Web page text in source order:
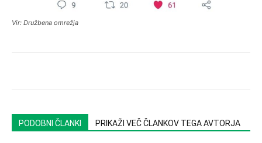
Vir: Družbena omrežja
PODOBNI ČLANKI PRIKAŽI VEČ ČLANKOV TEGA AVTORJA